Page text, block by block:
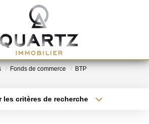
ESTIMER
Fonds de commerce
BTP
les critères de recherche